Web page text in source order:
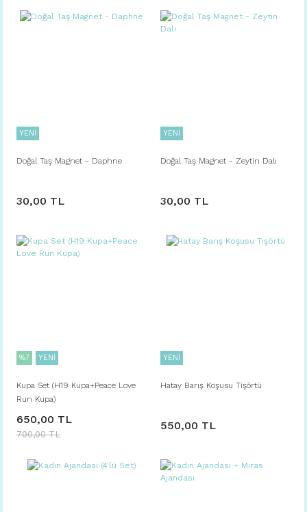
YENİ
Doğal Taş Magnet - Daphne
30,00 TL
YENİ
Doğal Taş Magnet - Zeytin Dalı
30,00 TL
%7 YENİ
Kupa Set (H19 Kupa+Peace Love
Run Kupa)
650,00 TL
700,00 TL
YENİ
Hatay Barış Koşusu Tişörtü
550,00 TL